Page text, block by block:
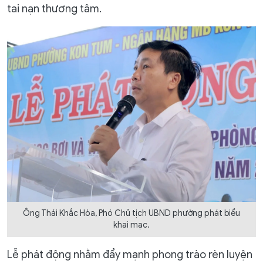
tai nạn thương tâm.
Ông Thái Khắc Hòa, Phó Chủ tịch UBND phường phát biểu
khai mạc.
Lễ phát động nhằm đẩy mạnh phong trào rèn luyện